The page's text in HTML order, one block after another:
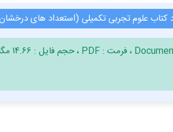
کتاب علوم تجربی تکمیلی (استعداد های